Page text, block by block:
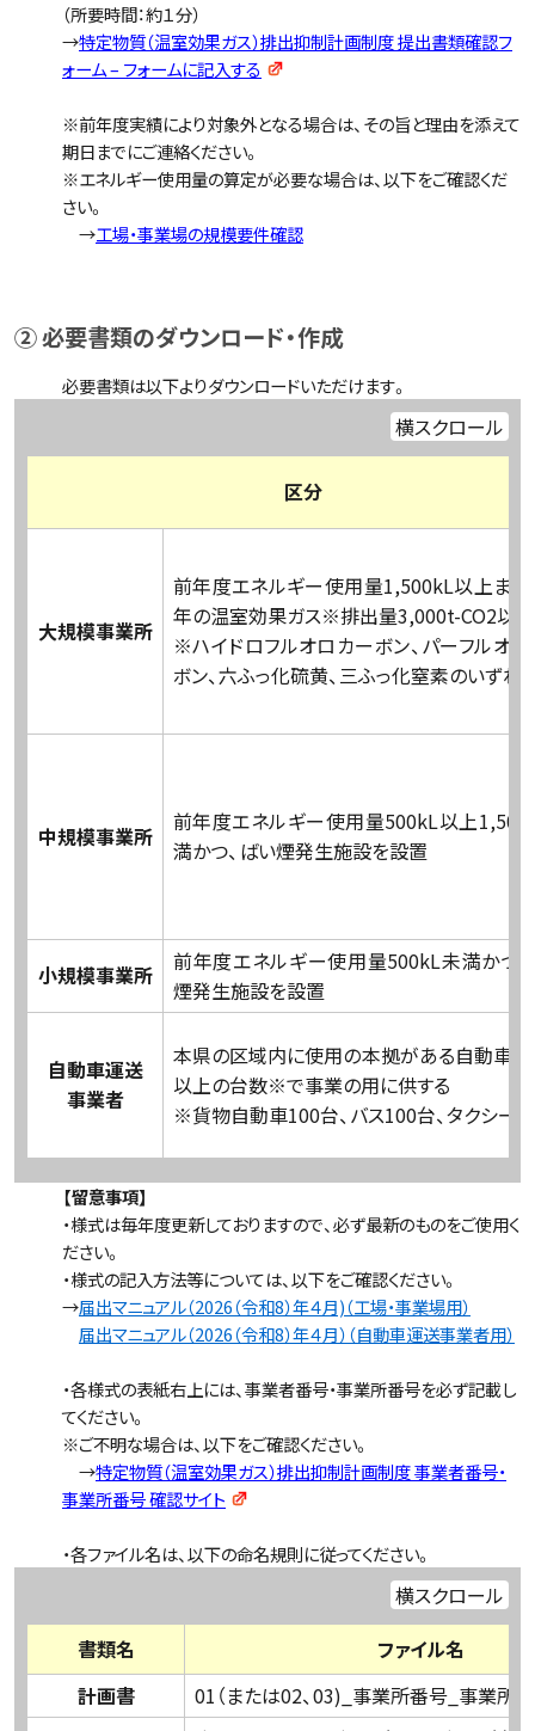
（所要時間：約１分）
→特定物質（温室効果ガス）排出抑制計画制度 提出書類確認フ
ォーム – フォーム​に記入する
※前年度実績により対象外となる場合は、その旨と理由を添えて
期日までにご連絡ください。
※エネルギー使用量の算定が必要な場合は、以下をご確認くだ
さい。
→工場・事業場の規模要件確認
② 必要書類のダウンロード・作成
必要書類は以下よりダウンロードいただけます。
横スクロール
区分
大規模事業所
前年度エネルギー使用量1,500kL以上ま
年の温室効果ガス※排出量3,000t-CO2以上
※ハイドロフルオロカーボン、パーフルオ
ボン、六ふっ化硫黄、三ふっ化窒素のいずれ
中規模事業所
前年度エネルギー使用量500kL以上
満かつ、ばい煙発生施設を設置
小規模事業所
前年度エネルギー使用量500kL未満かつ
煙発生施設を設置
自動車運送
事業者
本県の区域内に使用の本拠がある自動車
以上の台数※で事業の用に供する
※貨物自動車100台、バス100台、タクシー
【留意事項】
・様式は毎年度更新しておりますので、必ず最新のものをご使用く
ださい。
・様式の記入方法等については、以下をご確認ください。
→届出マニュアル（2026（令和8）年４月)（工場・事業場用）
届出マニュアル（2026（令和8）年４月）（自動車運送事業者用）
・各様式の表紙右上には、事業者番号・事業所番号を必ず記載し
てください。
※ご不明な場合は、以下をご確認ください。
→特定物質（温室効果ガス）排出抑制計画制度 事業者番号・
事業所番号 確認サイト
・各ファイル名は、以下の命名規則に従ってください。
横スクロール
書類名
ファイル名
計画書
01（または02、03)_事業所番号_事業所名